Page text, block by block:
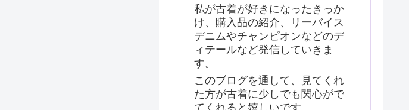
私が古着が好きになったきっか
け、購入品の紹介、リーバイス
デニムやチャンピオンなどのデ
ィテールなど発信していきま
す。
このブログを通して、見てくれ
た方が古着に少しでも関心がで
てくれると嬉しいです。